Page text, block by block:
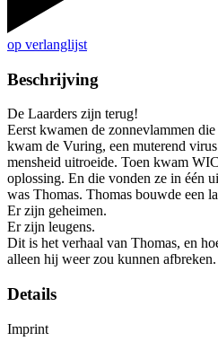
op verlanglijst
Beschrijving
De Laarders zijn terug!
Eerst kwamen de zonnevlammen
kwam de Vuring, een muterend
mensheid uitroeide. Toen kwam
oplossing. En die vonden ze in één
was Thomas. Thomas bouwde een
Er zijn geheimen.
Er zijn leugens.
Dit is het verhaal van Thomas, en
alleen hij weer zou kunnen afbreken.
Details
Imprint